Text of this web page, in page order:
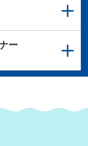
ー